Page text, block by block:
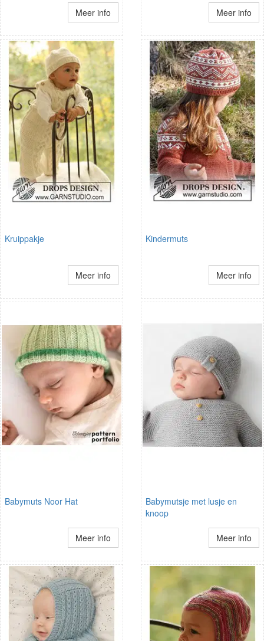
Meer info Meer info
Kruippakje
Meer info
Kindermuts
Meer info
Babymuts Noor Hat
Meer info
Babymutsje met lusje en
knoop
Meer info